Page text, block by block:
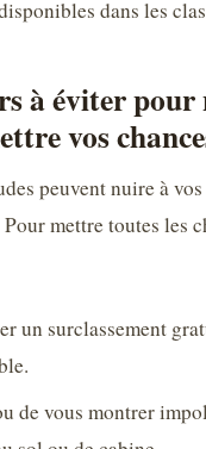
dans les
à éviter pour
vos
peuvent nuire à
mettre toutes les
un surclassement
de vous montrer